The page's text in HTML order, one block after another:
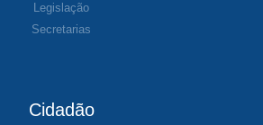
Legislação
Secretarias
Cidadão